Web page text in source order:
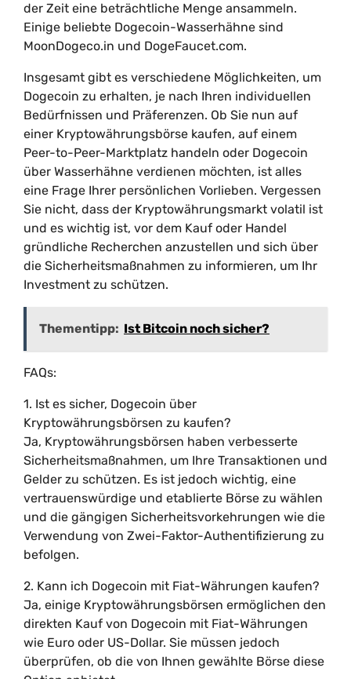
der Zeit eine beträchtliche Menge ansammeln.
Einige beliebte Dogecoin-Wasserhähne sind
MoonDogeco.in und DogeFaucet.com.
Insgesamt gibt es verschiedene Möglichkeiten, um
Dogecoin zu erhalten, je nach Ihren individuellen
Bedürfnissen und Präferenzen. Ob Sie nun auf
einer Kryptowährungsbörse kaufen, auf einem
Peer-to-Peer-Marktplatz handeln oder Dogecoin
über Wasserhähne verdienen möchten, ist alles
eine Frage Ihrer persönlichen Vorlieben. Vergessen
Sie nicht, dass der Kryptowährungsmarkt volatil ist
und es wichtig ist, vor dem Kauf oder Handel
gründliche Recherchen anzustellen und sich über
die Sicherheitsmaßnahmen zu informieren, um Ihr
Investment zu schützen.
Thementipp: Ist Bitcoin noch sicher?
FAQs:
1. Ist es sicher, Dogecoin über
Kryptowährungsbörsen zu kaufen?
Ja, Kryptowährungsbörsen haben verbesserte
Sicherheitsmaßnahmen, um Ihre Transaktionen und
Gelder zu schützen. Es ist jedoch wichtig, eine
vertrauenswürdige und etablierte Börse zu wählen
und die gängigen Sicherheitsvorkehrungen wie die
Verwendung von Zwei-Faktor-Authentifizierung zu
befolgen.
2. Kann ich Dogecoin mit Fiat-Währungen kaufen?
Ja, einige Kryptowährungsbörsen ermöglichen den
direkten Kauf von Dogecoin mit Fiat-Währungen
wie Euro oder US-Dollar. Sie müssen jedoch
überprüfen, ob die von Ihnen gewählte Börse diese